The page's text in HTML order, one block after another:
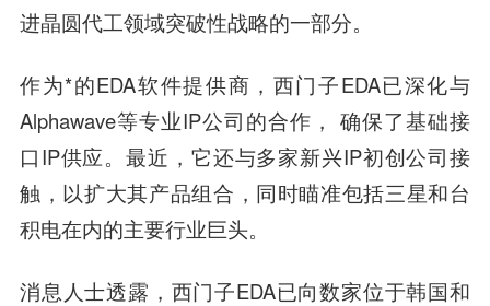
进晶圆代工领域突破性战略的一部分。
作为*的EDA软件提供商，西门子EDA已深化与
Alphawave等专业IP公司的合作， 确保了基础接
口IP供应。最近，它还与多家新兴IP初创公司接
触，以扩大其产品组合，同时瞄准包括三星和台
积电在内的主要行业巨头。
消息人士透露，西门子EDA已向数家位于韩国和